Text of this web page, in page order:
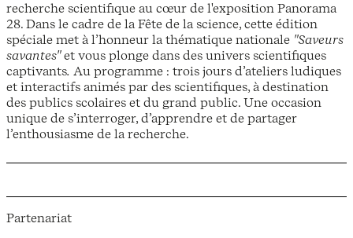
recherche scientifique au cœur de l'exposition Panorama
28. Dans le cadre de la Fête de la science, cette édition
spéciale met à l’honneur la thématique nationale "Saveurs
savantes"et vous plonge dans des univers scientifiques
captivants. Au programme : trois jours d’ateliers ludiques
et interactifs animés par des scientifiques, à destination
des publics scolaires et du grand public. Une occasion
unique de s’interroger, d’apprendre et de partager
l’enthousiasme de la recherche.
Partenariat